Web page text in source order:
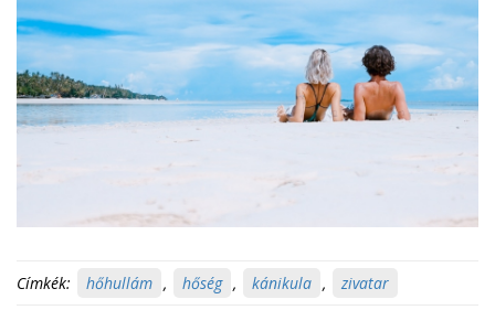
Címkék: hőhullám , hőség , kánikula , zivatar